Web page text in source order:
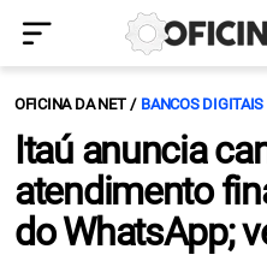
OFICINA DA NET BANCOS DIGITAIS
Itaú anuncia
atendimento
do WhatsApp;